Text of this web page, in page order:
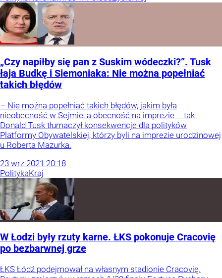
„Czy napiłby się pan z Suskim wódeczki?”. Tusk
łaja Budkę i Siemoniaka: Nie można popełniać
takich błędów
– Nie można popełniać takich błędów, jakim była
nieobecność w Sejmie, a obecność na imprezie – tak
Donald Tusk tłumaczył konsekwencje dla polityków
Platformy Obywatelskiej, którzy byli na imprezie urodzinowej
u Roberta Mazurka.
23 wrz 2021 20:18
PolitykaKraj
W Łodzi były rzuty karne. ŁKS pokonuje Cracovię
po bezbarwnej grze
ŁKS Łódź podejmował na własnym stadionie Cracovię.